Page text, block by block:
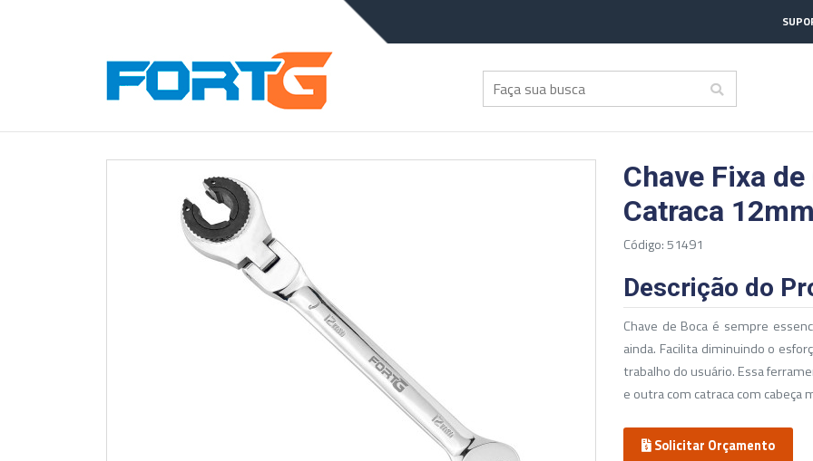
Chave Fixa
Catraca
Código: 51491
Descrição do
Chave de Boca é sempre
ainda. Facilita diminuindo o
trabalho do usuário. Essa
e outra com catraca com cabeça
Solicitar Orçamento